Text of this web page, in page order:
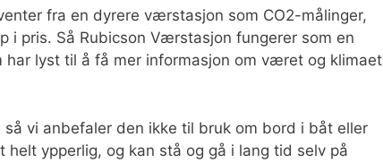
fra en dyrere værstasjon som CO2-målinger,
i pris. Så Rubicson Værstasjon fungerer som en
lyst til å få mer informasjon om været og klimaet
vi anbefaler den ikke til bruk om bord i båt eller
ypperlig, og kan stå og gå i lang tid selv på